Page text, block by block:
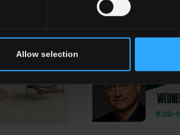
Allow selection